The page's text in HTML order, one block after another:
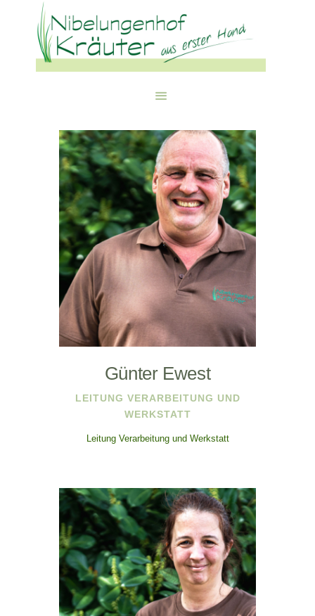
Günter Ewest
LEITUNG VERARBEITUNG UND
WERKSTATT
Leitung Verarbeitung und Werkstatt